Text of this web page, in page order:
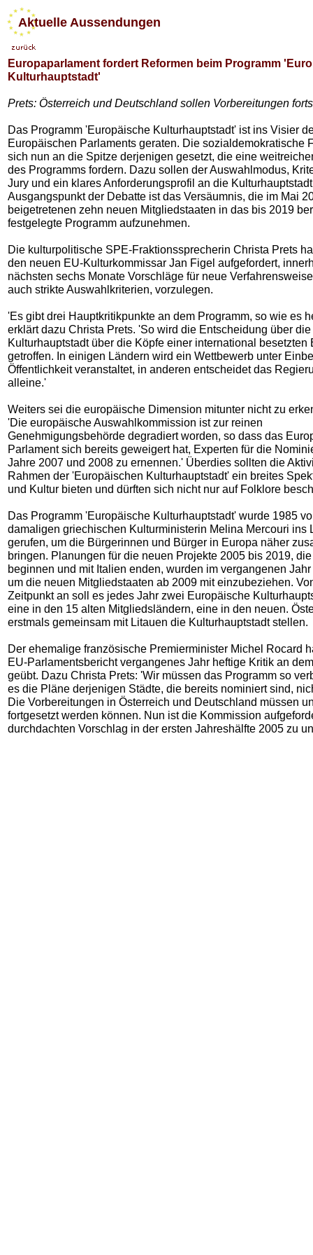
Aktuelle Aussendungen
Europaparlament fordert Reformen beim Programm
Kulturhauptstadt'
Prets: Österreich und Deutschland sollen Vorbereitungen
Das Programm 'Europäische Kulturhauptstadt' ist ins Visier
Europäischen Parlaments geraten. Die sozialdemokratische
sich nun an die Spitze derjenigen gesetzt, die eine
des Programms fordern. Dazu sollen der Auswahlmodus,
Jury und ein klares Anforderungsprofil an die
Ausgangspunkt der Debatte ist das Versäumnis, die im Mai
beigetretenen zehn neuen Mitgliedstaaten in das bis 2019
festgelegte Programm aufzunehmen.
Die kulturpolitische SPE-Fraktionssprecherin Christa Prets
den neuen EU-Kulturkommissar Jan Figel aufgefordert,
nächsten sechs Monate Vorschläge für neue
auch strikte Auswahlkriterien, vorzulegen.
'Es gibt drei Hauptkritikpunkte an dem Programm, so wie es
erklärt dazu Christa Prets. 'So wird die Entscheidung über
Kulturhauptstadt über die Köpfe einer international besetzten
getroffen. In einigen Ländern wird ein Wettbewerb unter
Öffentlichkeit veranstaltet, in anderen entscheidet das
alleine.'
Weiters sei die europäische Dimension mitunter nicht zu
'Die europäische Auswahlkommission ist zur reinen
Genehmigungsbehörde degradiert worden, so dass das
Parlament sich bereits geweigert hat, Experten für die
Jahre 2007 und 2008 zu ernennen.' Überdies sollten die
Rahmen der 'Europäischen Kulturhauptstadt' ein breites
und Kultur bieten und dürften sich nicht nur auf Folklore
Das Programm 'Europäische Kulturhauptstadt' wurde 1985
damaligen griechischen Kulturministerin Melina Mercouri ins
gerufen, um die Bürgerinnen und Bürger in Europa näher
bringen. Planungen für die neuen Projekte 2005 bis 2019,
beginnen und mit Italien enden, wurden im vergangenen
um die neuen Mitgliedstaaten ab 2009 mit einzubeziehen.
Zeitpunkt an soll es jedes Jahr zwei Europäische
eine in den 15 alten Mitgliedsländern, eine in den neuen.
erstmals gemeinsam mit Litauen die Kulturhauptstadt stellen.
Der ehemalige französische Premierminister Michel Rocard
EU-Parlamentsbericht vergangenes Jahr heftige Kritik an
geübt. Dazu Christa Prets: 'Wir müssen das Programm so
es die Pläne derjenigen Städte, die bereits nominiert sind,
Die Vorbereitungen in Österreich und Deutschland müssen
fortgesetzt werden können. Nun ist die Kommission
durchdachten Vorschlag in der ersten Jahreshälfte 2005 zu